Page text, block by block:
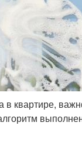
квартире,